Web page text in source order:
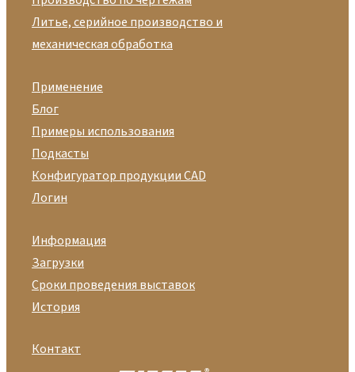
Литье, серийное производство и
механическая обработка
Применение
Блог
Примеры использования
Подкасты
Конфигуратор продукции CAD
Логин
Информация
Загрузки
Сроки проведения выставок
История
Контакт